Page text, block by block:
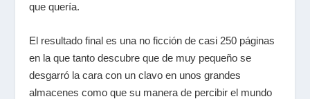
que quería.
El resultado final es una no ficción de casi 250 páginas
en la que tanto descubre que de muy pequeño se
desgarró la cara con un clavo en unos grandes
almacenes como que su manera de percibir el mundo